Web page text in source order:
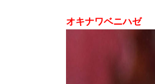
オキナワベニハゼ